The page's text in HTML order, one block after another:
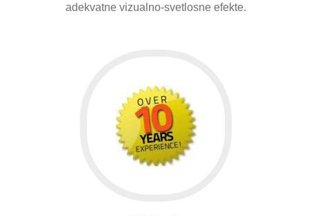
adekvatne vizualno-svetlosne efekte.